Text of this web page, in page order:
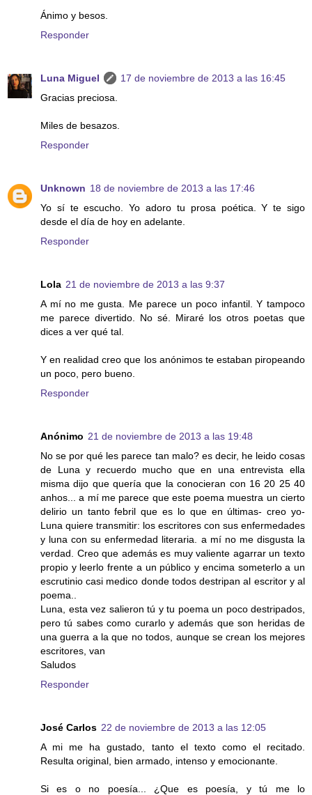
Ánimo y besos.
Responder
Luna Miguel
17 de noviembre de 2013 a las 16:45
Gracias preciosa.
Miles de besazos.
Responder
Unknown 18 de noviembre de 2013 a las 17:46
Yo sí te escucho. Yo adoro tu prosa poética. Y te sigo
desde el día de hoy en adelante.
Responder
Lola 21 de noviembre de 2013 a las 9:37
A mí no me gusta. Me parece un poco infantil. Y tampoco
me parece divertido. No sé. Miraré los otros poetas que
dices a ver qué tal.
Y en realidad creo que los anónimos te estaban piropeando
un poco, pero bueno.
Responder
Anónimo 21 de noviembre de 2013 a las 19:48
No se por qué les parece tan malo? es decir, he leido cosas
de Luna y recuerdo mucho que en una entrevista ella
misma dijo que quería que la conocieran con 16 20 25 40
anhos... a mí me parece que este poema muestra un cierto
delirio un tanto febril que es lo que en últimas- creo yo-
Luna quiere transmitir: los escritores con sus enfermedades
y luna con su enfermedad literaria. a mí no me disgusta la
verdad. Creo que además es muy valiente agarrar un texto
propio y leerlo frente a un público y encima someterlo a un
escrutinio casi medico donde todos destripan al escritor y al
poema..
Luna, esta vez salieron tú y tu poema un poco destripados,
pero tú sabes como curarlo y además que son heridas de
una guerra a la que no todos, aunque se crean los mejores
escritores, van
Saludos
Responder
José Carlos 22 de noviembre de 2013 a las 12:05
A mi me ha gustado, tanto el texto como el recitado.
Resulta original, bien armado, intenso y emocionante.
Si es o no poesía... ¿Que es poesía, y tú me lo